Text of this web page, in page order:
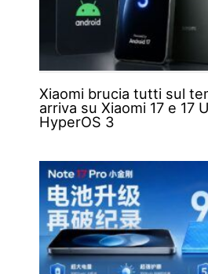
Xiaomi brucia tutti sul
arriva su Xiaomi 17 e 17
HyperOS 3